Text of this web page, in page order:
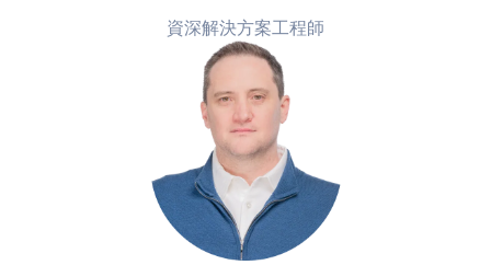
資深解決方案工程師